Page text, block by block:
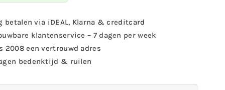
meelwormen
betalen via iDEAL, Klarna & creditcard
klantenservice – 7 dagen per week
2008 een vertrouwd adres
bedenktijd & ruilen